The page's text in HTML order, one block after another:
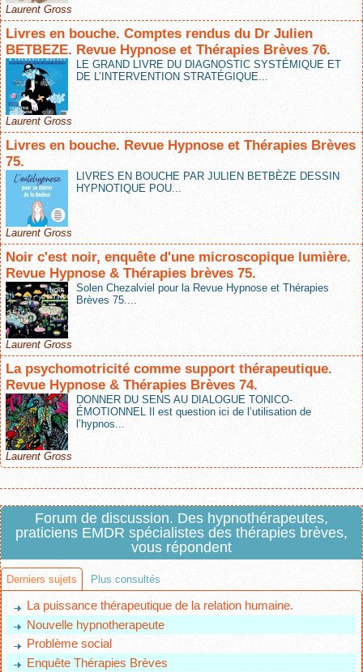
Laurent Gross
Livres en bouche. Comptes rendus du Dr Julien
BETBEZE. Revue Hypnose et Thérapies Brèves 76.
LE GRAND LIVRE DU DIAGNOSTIC SYSTÉMIQUE ET
DE L’INTERVENTION STRATÉGIQUE...
Laurent Gross
Livres en bouche. Revue Hypnose et Thérapies Brèves
75.
LIVRES EN BOUCHE PAR JULIEN BETBÈZE DESSIN
HYPNOTIQUE POU...
Laurent Gross
Noir c'est noir, enquête d'une microscopique lumière.
Revue Hypnose & Thérapies brèves 75.
Solen Chezalviel pour la Revue Hypnose et Thérapies
Brèves 75....
Laurent Gross
La psychomotricité comme support thérapeutique.
Revue Hypnose & Thérapies Brèves 74.
DONNER DU SENS AU DIALOGUE TONICO-
ÉMOTIONNEL Il est question ici de l’utilisation de
l’hypnos...
Laurent Gross
Forum de discussion. Des hypnothérapeutes,
praticiens EMDR spécialistes des thérapies brèves,
vous répondent
Derniers sujets Plus consultés
La puissance thérapeutique de la relation humaine.
Nouvelle hypnotherapeute
Problème social
Enquête Thérapies Brèves